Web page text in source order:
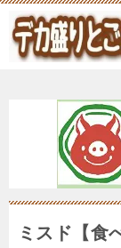
ミスド【食